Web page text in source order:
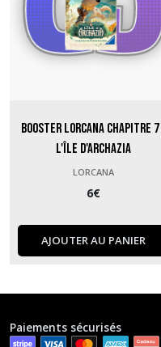
Booster Lorcana Chapitre
L'Île d'Archazia
LORCANA
6€
AJOUTER AU PANIER
(1)
Magic
Gundam
Piece
(2)
Paiements sécurisés